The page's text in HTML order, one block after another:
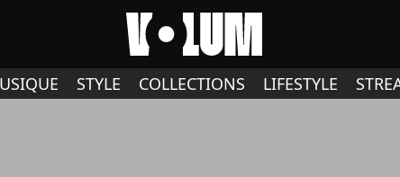
STYLE COLLECTIONS LIFESTYLE